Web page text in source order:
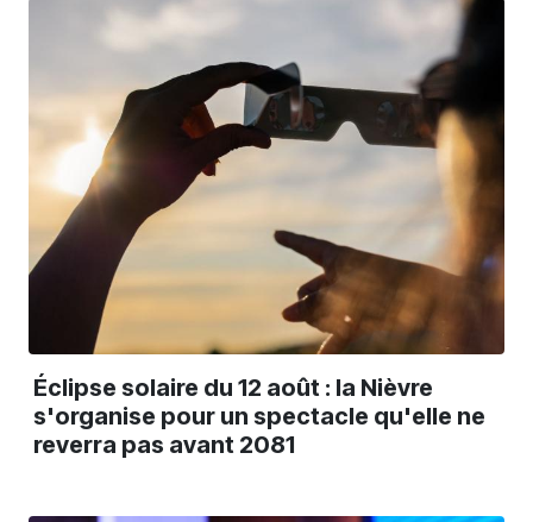
Éclipse solaire du 12 août : la Nièvre
s'organise pour un spectacle qu'elle ne
reverra pas avant 2081